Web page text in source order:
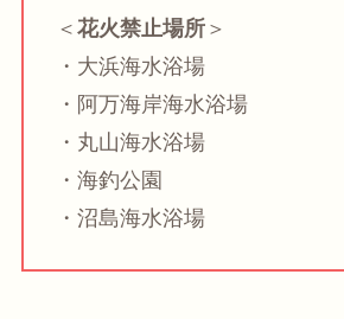
＜ 花火禁止場所＞
・大浜海水浴場
・阿万海岸海水浴場
・丸山海水浴場
・海釣公園
・沼島海水浴場